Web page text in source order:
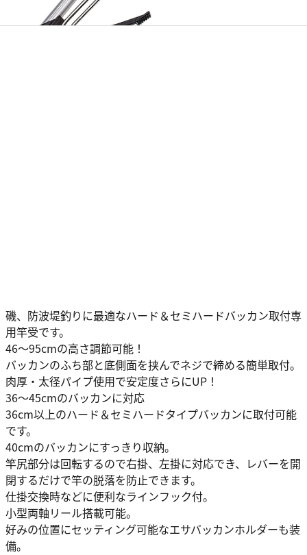
磯、防波堤釣りに最適なハード＆セミハードバッカン取付専
用竿受です。
46～95cmの高さ調節可能！
バッカンのふち部と底側面を挟んでネジで締める簡単取付。
肉厚・太径パイプ使用で安定度さらにUP！
36～45cmのバッカンに対応
36cm以上のハード＆セミハードタイプバッカンに取付可能
です。
40cmのバッカンにすっきり収納。
竿尻部分は回転するので右掛、左掛に対応でき、レバーを開
閉するだけで竿の脱落を防止できます。
仕掛交換時などに便利なラインフック付。
小型両軸リール搭載可能。
好みの位置にセッティング可能なエサバッカンホルダーも装
備。